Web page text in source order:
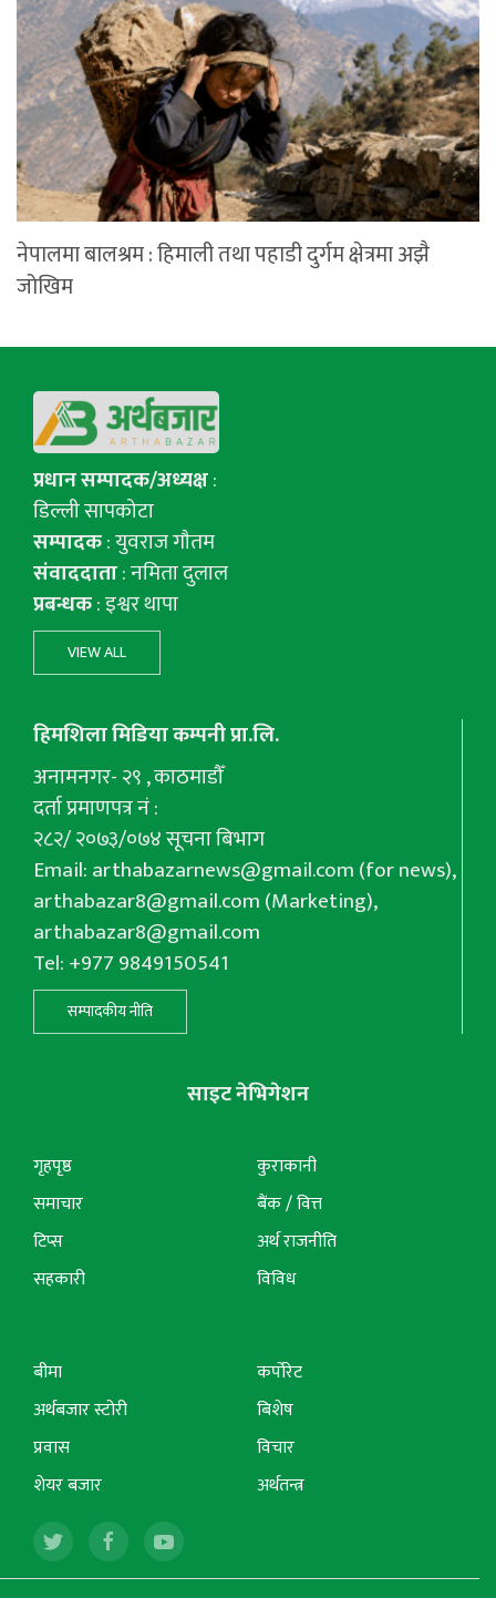
नेपालमा बालश्रम : हिमाली तथा पहाडी दुर्गम क्षेत्रमा अझै
जोखिम
प्रधान सम्पादक/अध्यक्ष:
डिल्ली सापकोटा
सम्पादक: युवराज गाैतम
संवाददाता: नमिता दुलाल
प्रबन्धक: इश्वर थापा
VIEW ALL
हिमशिला मिडिया कम्पनी प्रा.लि.
अनामनगर- २९ , काठमाडौँ
दर्ता प्रमाणपत्र नं :
२८२/ २०७३/०७४ सूचना बिभाग
Email:arthabazarnews@gmail.com(for news),
arthabazar8@gmail.com(Marketing),
arthabazar8@gmail.com
Tel: +977 9849150541
सम्पादकीय नीति
साइट नेभिगेशन
गृहपृष्ठ
समाचार
टिप्स
सहकारी
कुराकानी
बैंक / वित्त
अर्थ राजनीति
विविध
बीमा
अर्थबजार स्टोरी
प्रवास
शेयर बजार
कर्पोरेट
बिशेष
विचार
अर्थतन्त्र